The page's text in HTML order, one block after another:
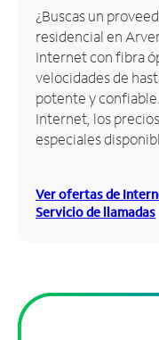
Inglés
Administrar
cuenta
Encuentra
una
tienda
¿Buscas un
residencial en
Internet con fibra
velocidades de
potente y
Internet, los
especiales
Ver ofertas de
Servicio de llamadas